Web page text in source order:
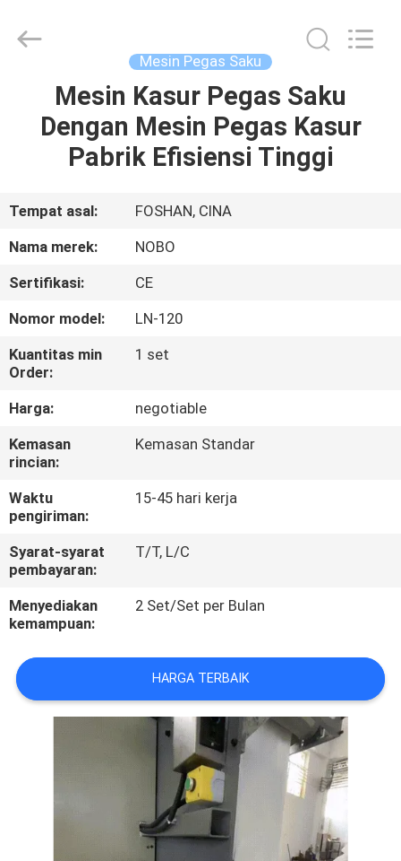
RUMAH
PRODUK
TENTANG
KITA
WISATA
PABRIK
KONTROL
KUALITAS
HUBUNGI
KAMI
BERITA
SEMUA
VR
KEBIJAKAN
Mesin Pegas Saku
Mesin Kasur Pegas Saku
Dengan Mesin Pegas Kasur
Pabrik Efisiensi Tinggi
Tempat asal:
FOSHAN, CINA
Nama merek:
NOBO
Sertifikasi:
CE
Nomor model:
LN-120
Kuantitas min
Order:
1 set
Harga:
negotiable
Kemasan
rincian:
Kemasan Standar
Waktu
pengiriman:
15-45 hari kerja
Syarat-syarat
pembayaran:
T/T, L/C
Menyediakan
kemampuan:
2 Set/Set per Bulan
HARGA TERBAIK